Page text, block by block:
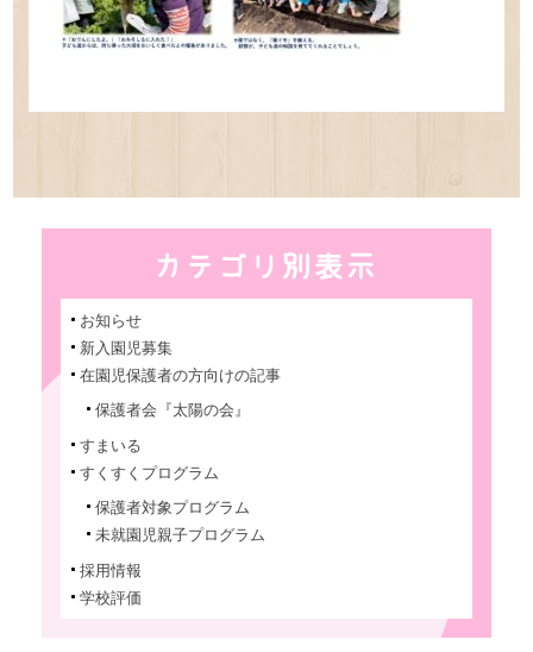
お知らせ
新入園児募集
在園児保護者の方向けの記事
保護者会『太陽の会』
すまいる
すくすくプログラム
保護者対象プログラム
未就園児親子プログラム
採用情報
学校評価